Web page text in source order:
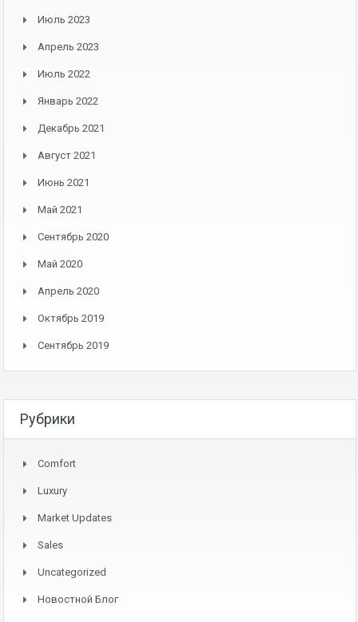
Июль 2023
Апрель 2023
Июль 2022
Январь 2022
Декабрь 2021
Август 2021
Июнь 2021
Май 2021
Сентябрь 2020
Май 2020
Апрель 2020
Октябрь 2019
Сентябрь 2019
Рубрики
Comfort
Luxury
Market Updates
Sales
Uncategorized
Новостной Блог